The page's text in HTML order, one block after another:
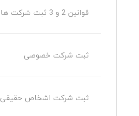
قوانین 2 و 3 ثبت شرکت ها
ثبت شرکت خصوصی
ثبت شرکت اشخاص حقیقی